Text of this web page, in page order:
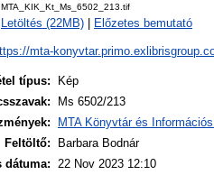
MTA_KIK_Kt_Ms_6502_213.tif
Letöltés (22MB) Előzetes bemutató
mta-
típus:
Kép
Ms 6502/213
MTA Könyvtár és
Feltöltő:
Barbara Bodnár
dátuma: 22 Nov 2023 12:10